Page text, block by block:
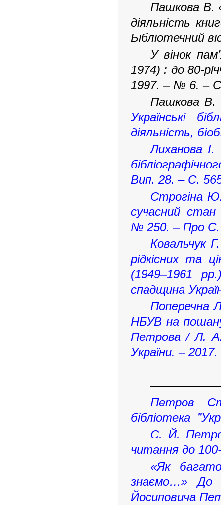
Пашкова В.
діяльність
Бібліотечний
У вінок
1974) : до 80-
1997. – № 6. –
Пашкова В.
Українські
діяльність,
Лиханова
Вип. 28. – С.
Строгіна Ю.
сучасний
№ 250. – Про
Ковальчук
рідкісних та
(1949–1961
спадщина
Поперечна
НБУВ на
Петрова / Л. А.
України. –
Петров
бібліотека
С. Й.
читання до
«Як
знаємо…» До
Йосиповича